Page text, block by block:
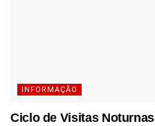
INFORMAÇÃO
Ciclo de Visitas